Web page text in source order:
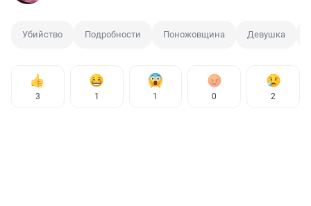
Убийство Подробности Поножовщина Девушка
3 1 1 0 2